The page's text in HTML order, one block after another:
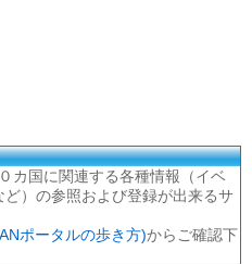
カ国に関連する各種情報（イベ
）の参照および登録が出来るサ
ポータルの歩き方)からご確認下